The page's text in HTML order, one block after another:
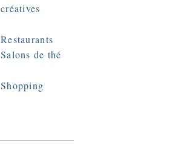
créatives
Restaurants
Salons de thé
Shopping